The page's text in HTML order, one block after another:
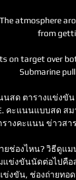
atmosphere
from
on target over
Submarine
นสด ตารางแข่งขั
คะแนนแบบสด
รางคะแนน ข่าวสา
ยช่องไหน? วิธีดูแ
แข่งขันนัดต่อไปคื
ข่งขัน, ช่องถ่ายทอ